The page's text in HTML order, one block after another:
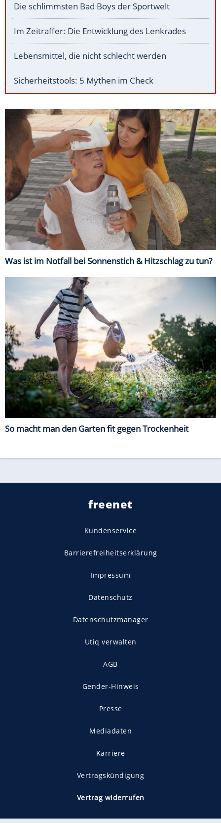
Die schlimmsten Bad Boys der Sportwelt
Im Zeitraffer: Die Entwicklung des Lenkrades
Lebensmittel, die nicht schlecht werden
Sicherheitstools: 5 Mythen im Check
Was ist im Notfall bei Sonnenstich & Hitzschlag zu tun?
So macht man den Garten fit gegen Trockenheit
freenet
Kundenservice
Barrierefreiheitserklärung
Impressum
Datenschutz
Datenschutzmanager
Utiq verwalten
AGB
Gender-Hinweis
Presse
Mediadaten
Karriere
Vertragskündigung
Vertrag widerrufen